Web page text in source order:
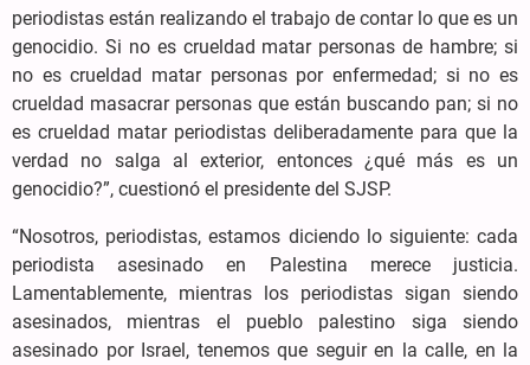
periodistas están realizando el trabajo de contar lo que es un
genocidio. Si no es crueldad matar personas de hambre; si
no es crueldad matar personas por enfermedad; si no es
crueldad masacrar personas que están buscando pan; si no
es crueldad matar periodistas deliberadamente para que la
verdad no salga al exterior, entonces ¿qué más es un
genocidio?”, cuestionó el presidente del SJSP.
“Nosotros, periodistas, estamos diciendo lo siguiente: cada
periodista asesinado en Palestina merece justicia.
Lamentablemente, mientras los periodistas sigan siendo
asesinados, mientras el pueblo palestino siga siendo
asesinado por Israel, tenemos que seguir en la calle, en la